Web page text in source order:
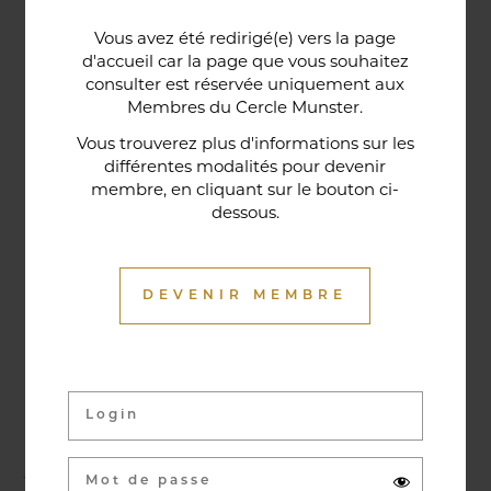
Vous avez été redirigé(e) vers la page
d'accueil car la page que vous souhaitez
consulter est réservée uniquement aux
Membres du Cercle Munster.
Vous trouverez plus d'informations sur les
différentes modalités pour devenir
membre, en cliquant sur le bouton ci-
dessous.
DEVENIR MEMBRE
historique de la maison, relie le bar au restaurant ;
cette trace du passé rappelle la tradition du bien-
être en ces lieux et de l'accueil chaleureux qui
contribuent à la réputation de l'établissement. Ce
restaurant gastronomique a été entièrement
relooké en janvier 2020. Notre chef vous propose
vous surprendre.
Activités & évènements